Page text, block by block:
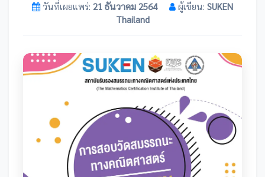
วันที่เผยแพร่: 21 ธันวาคม 2564 ผู้เขียน: SUKEN
Thailand